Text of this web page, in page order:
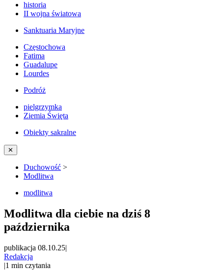
historia
II wojna światowa
Sanktuaria Maryjne
Częstochowa
Fatima
Guadalupe
Lourdes
Podróż
pielgrzymka
Ziemia Święta
Obiekty sakralne
✕
Duchowość >
Modlitwa
modlitwa
Modlitwa dla ciebie na dziś 8
października
publikacja 08.10.25|
Redakcja
|1 min czytania